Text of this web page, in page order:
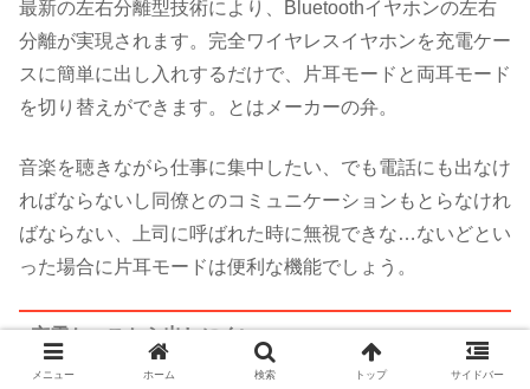
最新の左右分離型技術により、Bluetoothイヤホンの左右
分離が実現されます。完全ワイヤレスイヤホンを充電ケー
スに簡単に出し入れするだけで、片耳モードと両耳モード
を切り替えができます。とはメーカーの弁。
音楽を聴きながら仕事に集中したい、でも電話にも出なけ
ればならないし同僚とのコミュニケーションもとらなけれ
ばならない、上司に呼ばれた時に無視できな…ないどとい
った場合に片耳モードは便利な機能でしょう。
充電ケースから出しにくい
メニュー ホーム 検索 トップ サイドバー